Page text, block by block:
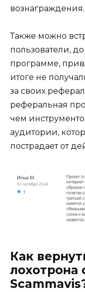
вознаграждения.
Также можно
пользователи,
программе,
итоге не
за своих
реферальная
чем
аудитории,
пострадает от
Как